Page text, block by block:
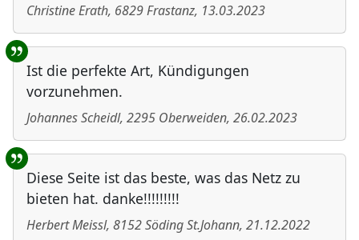
Christine Erath, 6829Frastanz, 13.03.2023
Ist die perfekte Art, Kündigungen
vorzunehmen.
Johannes Scheidl, 2295 Oberweiden, 26.02.2023
Diese Seite ist das beste, was das Netz zu
bieten hat. danke!!!!!!!!!
Herbert Meissl, 8152Söding St.Johann, 21.12.2022